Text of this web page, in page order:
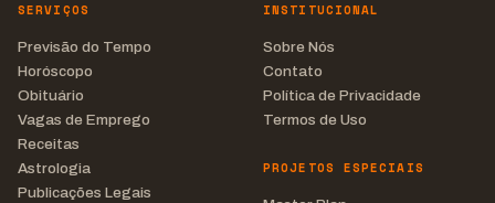
SERVIÇOS
Previsão do Tempo
Horóscopo
Obituário
Vagas de Emprego
Receitas
Astrologia
Publicações Legais
INSTITUCIONAL
Sobre Nós
Contato
Política de Privacidade
Termos de Uso
PROJETOS ESPECIAIS